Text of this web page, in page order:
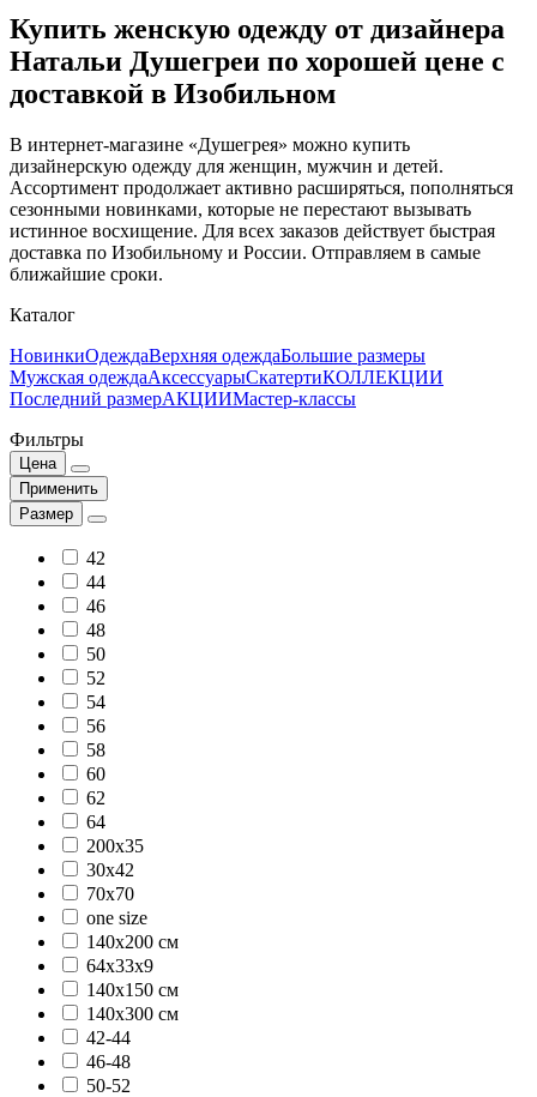
Купить женскую одежду от дизайнера
Натальи Душегреи по хорошей цене с
доставкой в Изобильном
В интернет-магазине «Душегрея» можно купить
дизайнерскую одежду для женщин, мужчин и детей.
Ассортимент продолжает активно расширяться, пополняться
сезонными новинками, которые не перестают вызывать
истинное восхищение. Для всех заказов действует быстрая
доставка по Изобильному и России. Отправляем в самые
ближайшие сроки.
Каталог
НовинкиОдеждаВерхняя одеждаБольшие размеры
Мужская одеждаАксессуарыСкатертиКОЛЛЕКЦИИ
Последний размерАКЦИИМастер-классы
Фильтры
Цена
Применить
Размер
42
44
46
48
50
52
54
56
58
60
62
64
200x35
30х42
70х70
one size
140х200 см
64х33х9
140х150 см
140х300 см
42-44
46-48
50-52